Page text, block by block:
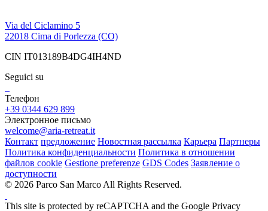
Via del Ciclamino 5
22018 Cima di Porlezza (CO)
CIN IT013189B4DG4IH4ND
Seguici su
Телефон
+39 0344 629 899
Электронное письмо
welcome@aria-retreat.it
Контакт предложение Новостная рассылка Карьера Партнеры
Политика конфиденциальности Политика в отношении
файлов cookie Gestione preferenze GDS Codes Заявление о
доступности
© 2026 Parco San Marco All Rights Reserved.
This site is protected by reCAPTCHA and the Google Privacy